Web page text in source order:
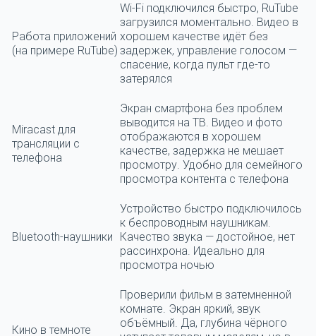
Работа приложений
(на примере RuTube)
Wi-Fi подключился быстро, RuTube
загрузился моментально. Видео в
хорошем качестве идёт без
задержек, управление голосом —
спасение, когда пульт где-то
затерялся
Miracast для
трансляции с
телефона
Экран смартфона без проблем
выводится на ТВ. Видео и фото
отображаются в хорошем
качестве, задержка не мешает
просмотру. Удобно для семейного
просмотра контента с телефона
Bluetooth-наушники
Устройство быстро подключилось
к беспроводным наушникам.
Качество звука — достойное, нет
рассинхрона. Идеально для
просмотра ночью
Кино в темноте
Проверили фильм в затемненной
комнате. Экран яркий, звук
объёмный. Да, глубина чёрного